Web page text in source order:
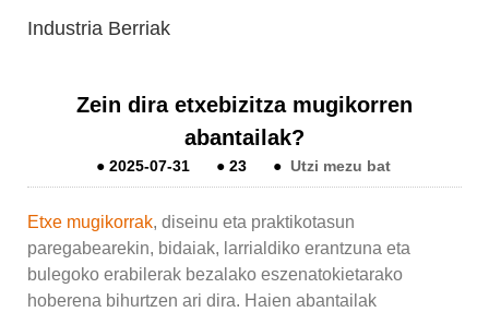
Industria Berriak
Zein dira etxebizitza mugikorren
abantailak?
●2025-07-31 ●23 ● Utzi mezu bat
Etxe mugikorrak, diseinu eta praktikotasun
paregabearekin, bidaiak, larrialdiko erantzuna eta
bulegoko erabilerak bezalako eszenatokietarako
hoberena bihurtzen ari dira. Haien abantailak